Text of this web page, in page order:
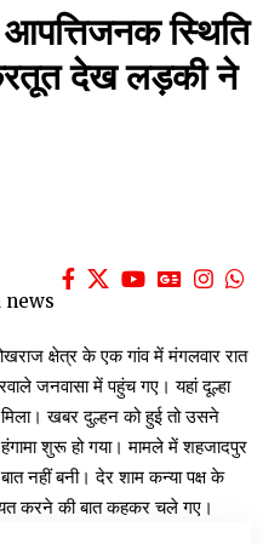
स्थिति
देख लड़की ने
क्षेत्र के एक गांव में मंगलवार रात
जनवासा में पहुंच गए। यहां दूल्हा
मिला। खबर दुल्हन को हुई तो उसने
शुरू हो गया। मामले में शहजादपुर
नहीं बनी। देर शाम कन्या पक्ष के
करने की बात कहकर चले गए।